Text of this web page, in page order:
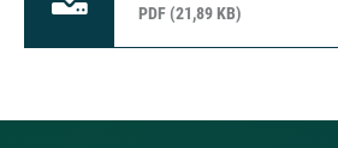
PDF (21,89 KB)